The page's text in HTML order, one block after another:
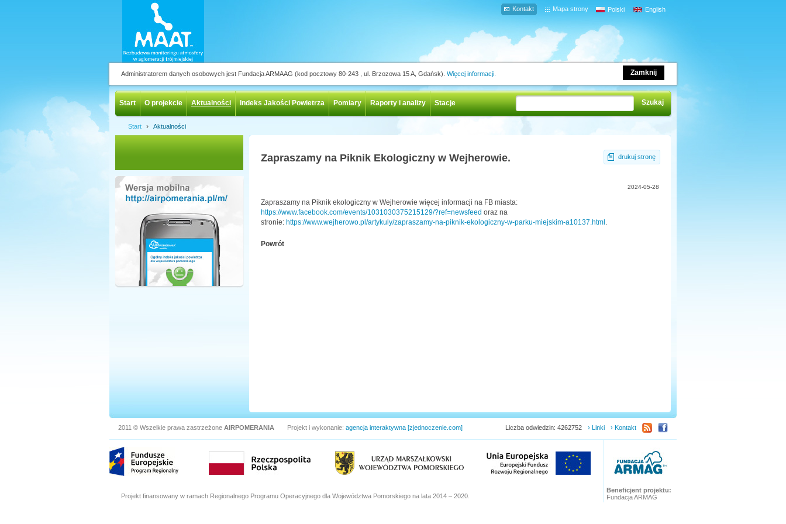
Zamknij
Administratorem danych osobowych jest Fundacja ARMAAG (kod pocztowy 80-243 , ul. Brzozowa 15 A, Gdańsk). Więcej informacji.
Mapa strony
Kontakt Polski English
Start O projekcie Aktualności Indeks Jakości Powietrza Pomiary Raporty i analizy Stacje
Start › Aktualności
drukuj stronę
Zapraszamy na Piknik Ekologiczny w Wejherowie.
2024-05-28
Zapraszamy na Piknik ekologiczny w Wejherowie więcej informacji na FB miasta:
https://www.facebook.com/events/1031030375215129/?ref=newsfeed oraz na
stronie: https://www.wejherowo.pl/artykuly/zapraszamy-na-piknik-ekologiczny-w-parku-miejskim-a10137.html .
Powrót
2011 © Wszelkie prawa zastrzeżone AIRPOMERANIA Projekt i wykonanie: agencja interaktywna [zjednoczenie.com] › Kontakt
› Linki
Liczba odwiedzin: 4262752
Projekt finansowany w ramach Regionalnego Programu Operacyjnego dla Województwa Pomorskiego na lata 2014 – 2020.
Beneficjent projektu:
Fundacja ARMAG